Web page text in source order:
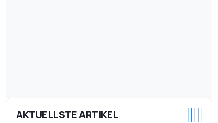
AKTUELLSTE ARTIKEL